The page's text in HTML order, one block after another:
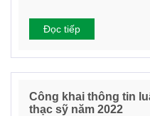
Đọc tiếp
Công khai thông tin
thạc sỹ năm 2022